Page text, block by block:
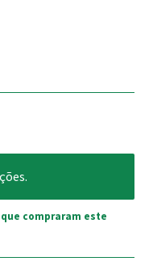
compraram este